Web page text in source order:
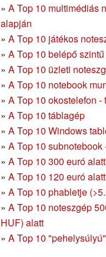
» A Top 10 multimédiás
alapján
» A Top 10 játékos
» A Top 10 belépő
» A Top 10 üzleti
» A Top 10 notebook
» A Top 10 okostelefon -
» A Top 10 táblagép
» A Top 10 Windows
» A Top 10 subnotebook
» A Top 10 300 euró
» A Top 10 120 euró
» A Top 10 phabletje
» A Top 10 noteszgép
HUF) alatt
» A Top 10